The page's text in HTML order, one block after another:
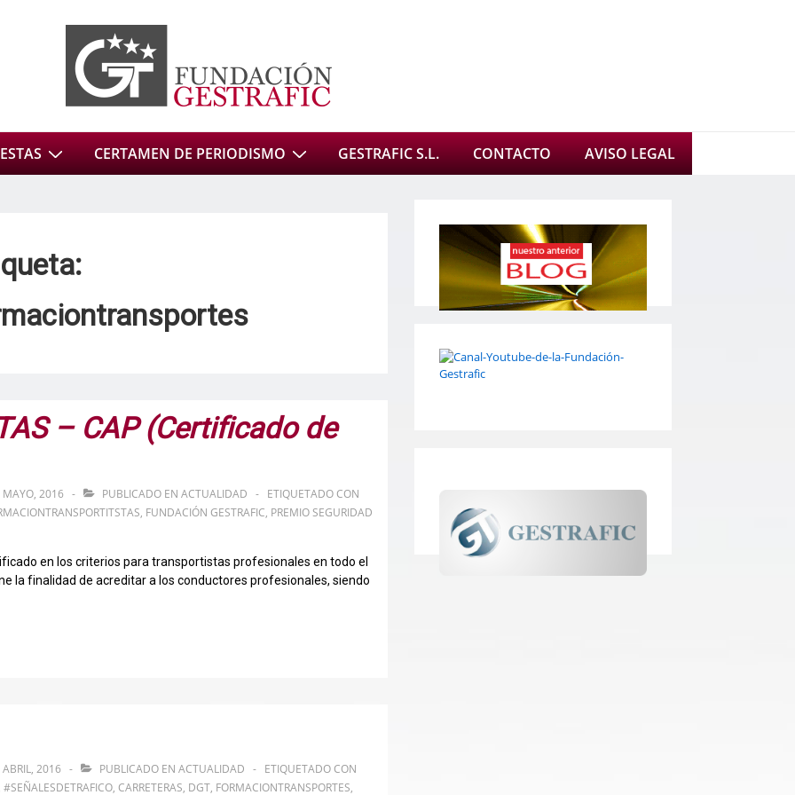
CERTAMEN DE PERIODISMO GESTRAFIC S.L. CONTACTO AVISO LEGAL
– CAP (Certificado de
MAYO, 2016 PUBLICADO EN ACTUALIDAD
ETIQUETADO CON
, FUNDACIÓN GESTRAFIC, PREMIO SEGURIDAD
en los criterios para transportistas profesionales en todo el
la finalidad de acreditar a los conductores profesionales, siendo
2016 PUBLICADO EN ACTUALIDAD
ETIQUETADO CON
#SEÑALESDETRAFICO, CARRETERAS, DGT, FORMACIONTRANSPORTES,